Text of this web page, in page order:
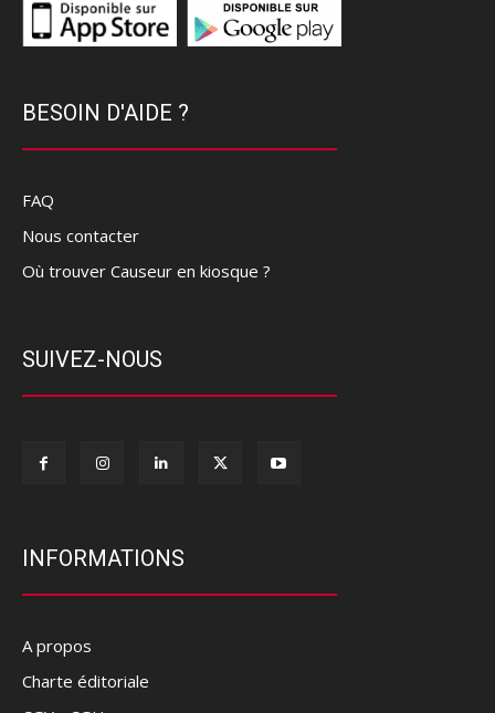
BESOIN D'AIDE ?
FAQ
Nous contacter
Où trouver Causeur en kiosque ?
SUIVEZ-NOUS
INFORMATIONS
A propos
Charte éditoriale